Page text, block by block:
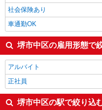
社会保険あり
車通勤OK
堺市中区の雇用形態で
アルバイト
正社員
堺市中区の駅で絞り込